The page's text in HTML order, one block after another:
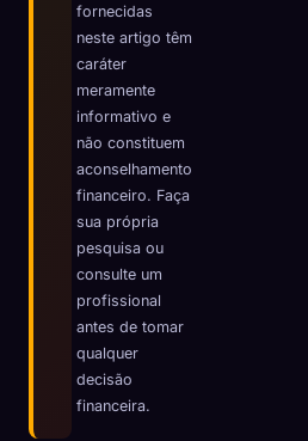
fornecidas
neste artigo têm
caráter
meramente
informativo e
não constituem
aconselhamento
financeiro. Faça
sua própria
pesquisa ou
consulte um
profissional
antes de tomar
qualquer
decisão
financeira.
☁️Salve sua coleção em todos os
DESCOBERTO
0